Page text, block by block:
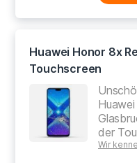
Huawei Honor 8x
Touchscreen
der
Wir